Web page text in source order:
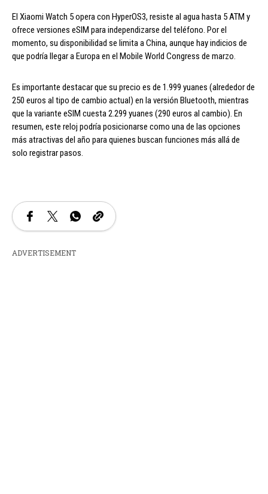
El Xiaomi Watch 5 opera con HyperOS3, resiste al agua hasta 5 ATM y
ofrece versiones eSIM para independizarse del teléfono. Por el
momento, su disponibilidad se limita a China, aunque hay indicios de
que podría llegar a Europa en el Mobile World Congress de marzo.
Es importante destacar que su precio es de 1.999 yuanes (alrededor de
250 euros al tipo de cambio actual) en la versión Bluetooth, mientras
que la variante eSIM cuesta 2.299 yuanes (290 euros al cambio). En
resumen, este reloj podría posicionarse como una de las opciones
más atractivas del año para quienes buscan funciones más allá de
solo registrar pasos.
ADVERTISEMENT